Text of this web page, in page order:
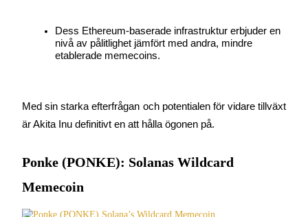
Tjäna konkurrenskraftiga belöningar dagligen
Dess Ethereum-baserade infrastruktur erbjuder en
nivå av pålitlighet jämfört med andra, mindre
etablerade memecoins.
Med sin starka efterfrågan och potentialen för vidare tillväxt
är Akita Inu definitivt en att hålla ögonen på.
Ponke (PONKE): Solanas Wildcard
Memecoin